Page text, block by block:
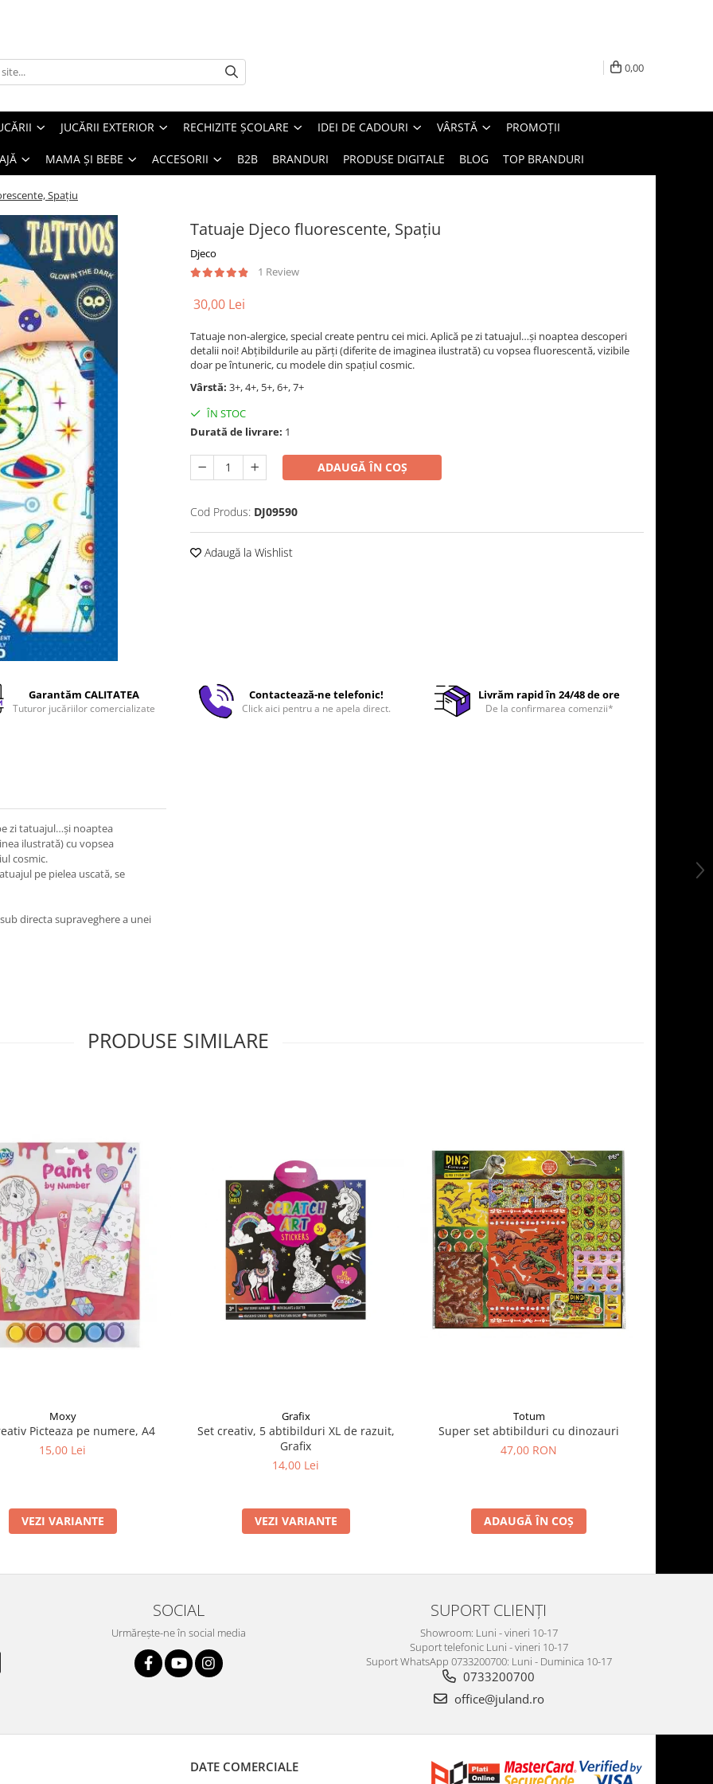
0,00
JUCĂRII EXTERIOR RECHIZITE ȘCOLARE IDEI DE CADOURI VÂRSTĂ PROMOȚII
MAMA ȘI BEBE ACCESORII B2B BRANDURI PRODUSE DIGITALE BLOG TOP BRANDURI
Spațiu
Tatuaje Djeco fluorescente, Spațiu
Djeco
1 Review
30,00 Lei
Tatuaje non-alergice, special create pentru cei mici. Aplică pe zi tatuajul…și noaptea descoperi
detalii noi! Abțibildurile au părți (diferite de imaginea ilustrată) cu vopsea fluorescentă, vizibile
doar pe întuneric, cu modele din spațiul cosmic.
Vârstă: 3+, 4+, 5+, 6+, 7+
ÎN STOC
Durată de livrare: 1
ADAUGĂ ÎN COȘ
Cod Produs: DJ09590
Adaugă la Wishlist
Garantăm CALITATEA
Tuturor jucăriilor comercializate
Contactează-ne telefonic!
Click aici pentru a ne apela direct.
Livrăm rapid în 24/48 de ore
De la confirmarea comenzii*
zi tatuajul…și noaptea
ilustrată) cu vopsea
cosmic.
pe pielea uscată, se
directa supraveghere a unei
PRODUSE SIMILARE
Moxy
Picteaza pe numere, A4
15,00 Lei
VEZI VARIANTE
Grafix
Set creativ, 5 abtibilduri XL de razuit,
Grafix
14,00 Lei
VEZI VARIANTE
Totum
Super set abtibilduri cu dinozauri
47,00 RON
ADAUGĂ ÎN COȘ
SOCIAL
Urmărește-ne în social media
SUPORT CLIENȚI
Showroom: Luni - vineri 10-17
Suport telefonic Luni - vineri 10-17
Suport WhatsApp 0733200700: Luni - Duminica 10-17
0733200700
office@juland.ro
DATE COMERCIALE